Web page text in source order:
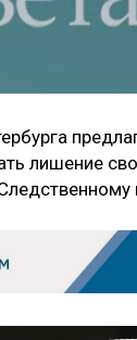
лишение